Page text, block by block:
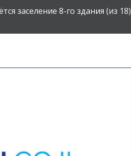
заселение 8-го здания (из 18)